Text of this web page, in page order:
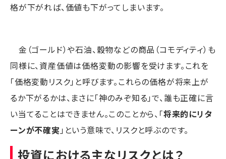
格が下がれば、価値も下がってしまいます。
金（ゴールド）や石油、穀物などの商品（コモディティ）も
同様に、資産価値は価格変動の影響を受けます。これを
「価格変動リスク」と呼びます。これらの価格が将来上が
るか下がるかは、まさに「神のみぞ知る」で、誰も正確に言
い当てることはできません。このことから、「将来的にリタ
ーンが不確実 」という意味で、リスクと呼ぶのです。
投資における主なリスクとは？